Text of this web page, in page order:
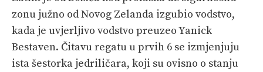
zonu južno od Novog Zelanda izgubio vodstvo,
kada je uvjerljivo vodstvo preuzeo Yanick
Bestaven. Čitavu regatu u prvih 6 se izmjenjuju
ista šestorka jedriličara, koji su ovisno o stanju